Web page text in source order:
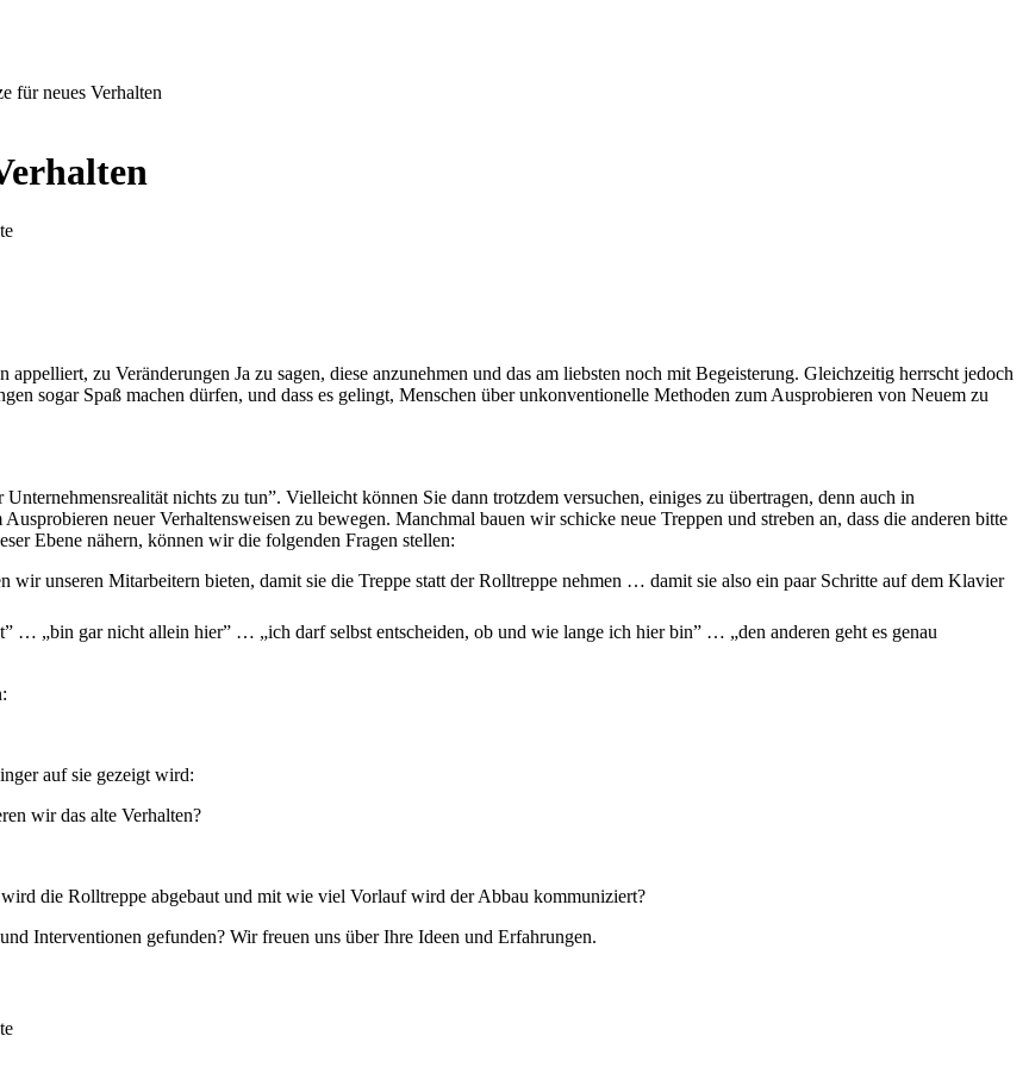
für neues Verhalten
zu Veränderungen Ja zu sagen, diese anzunehmen und das am liebsten noch mit Begeisterung. Gleichzeitig herrscht jedoch
sogar Spaß machen dürfen, und dass es gelingt, Menschen über unkonventionelle Methoden zum Ausprobieren von Neuem zu
nichts zu tun”. Vielleicht können Sie dann trotzdem versuchen, einiges zu übertragen, denn auch in
neuer Verhaltensweisen zu bewegen. Manchmal bauen wir schicke neue Treppen und streben an, dass die anderen bitte
Ebene nähern, können wir die folgenden Fragen stellen:
unseren Mitarbeitern bieten, damit sie die Treppe statt der Rolltreppe nehmen … damit sie also ein paar Schritte auf dem Klavier
… „bin gar nicht allein hier” … „ich darf selbst entscheiden, ob und wie lange ich hier bin” … „den anderen geht es genau
auf sie gezeigt wird:
wir das alte Verhalten?
die Rolltreppe abgebaut und mit wie viel Vorlauf wird der Abbau kommuniziert?
Interventionen gefunden? Wir freuen uns über Ihre Ideen und Erfahrungen.